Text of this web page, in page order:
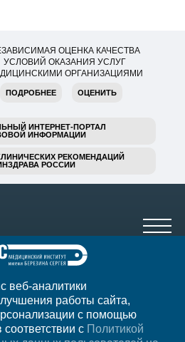
ОЦЕНКА КАЧЕСТВА
УСЛОВИЙ ОКАЗАНИЯ УСЛУГ
ОРГАНИЗАЦИЯМИ
ПОДРОБНЕЕ ОЦЕНИТЬ
ИНТЕРНЕТ-ПОРТАЛ
ИНФОРМАЦИИ
РЕКОМЕНДАЦИЙ
РОССИИ
555-47-07
7.00-23.00
веб-аналитики
работы сайта,
с помощью
с Политикой